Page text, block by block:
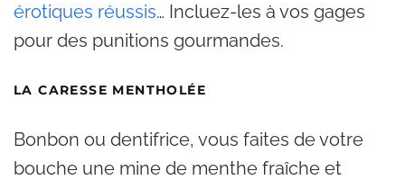
érotiques réussis… Incluez-les à vos gages
pour des punitions gourmandes.
LA CARESSE MENTHOLÉE
Bonbon ou dentifrice, vous faites de votre
bouche une mine de menthe fraîche et